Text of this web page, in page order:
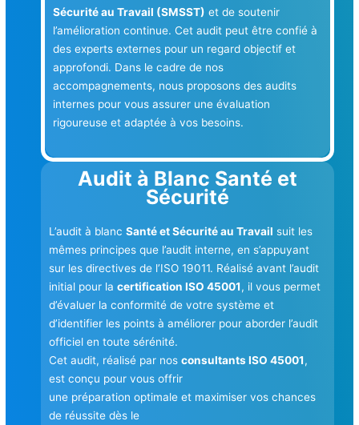
Sécurité au Travail (SMSST) et de soutenir
l’amélioration continue. Cet audit peut être confié à
des experts externes pour un regard objectif et
approfondi. Dans le cadre de nos
accompagnements, nous proposons des audits
internes pour vous assurer une évaluation
rigoureuse et adaptée à vos besoins.
Audit à Blanc Santé et
Sécurité
L’audit à blancSanté et Sécurité au Travail suit les
mêmes principes que l’audit interne, en s’appuyant
sur les directives de l’ISO 19011. Réalisé avant l’audit
initial pour lacertification ISO 45001, il vous permet
d’évaluer la conformité de votre système et
d’identifier les points à améliorer pour aborder l’audit
officiel en toute sérénité.
Cet audit, réalisé par nosconsultants ISO 45001,
est conçu pour vous offrir
une préparation optimale et maximiser vos chances
de réussite dès le